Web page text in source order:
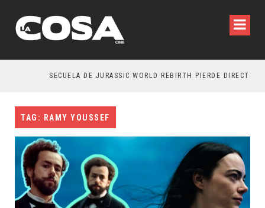
SECUELA DE JURASSIC WORLD REBIRTH PIERDE DIRECTOR
TAG: RAMY YOUSSEF